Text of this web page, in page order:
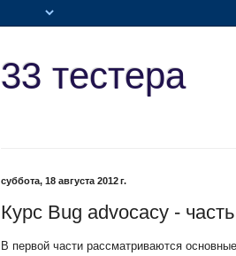
33 тестера
суббота, 18 августа 2012 г.
Курс Bug advocacy -
В первой части рассматриваются